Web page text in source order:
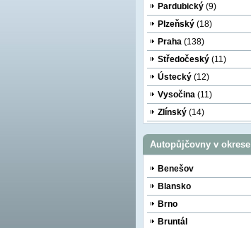
Pardubický (9)
Plzeňský (18)
Praha (138)
Středočeský (11)
Ústecký (12)
Vysočina (11)
Zlínský (14)
Autopůjčovny v okrese
Benešov
Blansko
Brno
Bruntál